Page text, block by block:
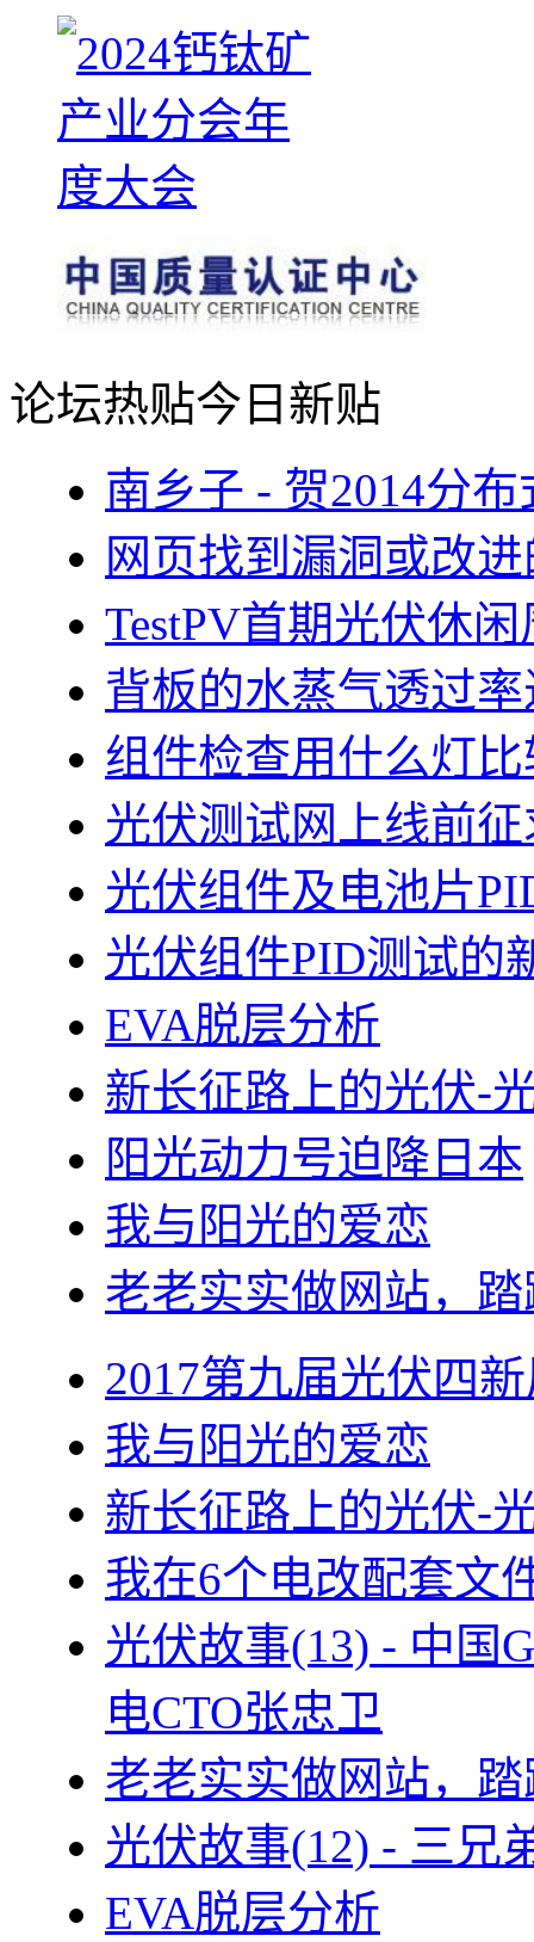
论坛热贴今日新贴
南乡子 - 贺2014分
网页找到漏洞或改
TestPV首期光伏休
背板的水蒸气透过
组件检查用什么灯
光伏测试网上线前
光伏组件及电池片
光伏组件PID测试的
EVA脱层分析
新长征路上的光伏-
阳光动力号迫降日本
我与阳光的爱恋
老老实实做网站，
2017第九届光伏四
我与阳光的爱恋
新长征路上的光伏-
我在6个电改配套文
光伏故事(13) - 中国
电CTO张忠卫
老老实实做网站，
光伏故事(12) - 三兄
EVA脱层分析